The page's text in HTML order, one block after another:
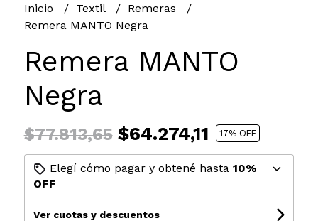
Inicio Textil
Remeras
Remera MANTO Negra
Remera MANTO
Negra
$77.813,65$64.274,11 17% OFF
Elegí cómo pagar y obtené hasta 10%
OFF
Ver cuotas y descuentos